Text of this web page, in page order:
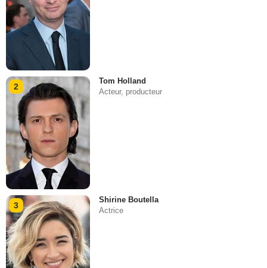
2
Tom Holland
Acteur, producteur
3
Shirine Boutella
Actrice